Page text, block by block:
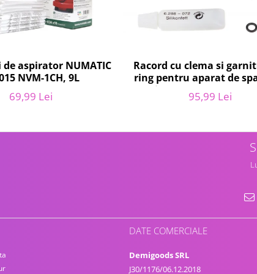
de aspirator NUMATIC
NVM-1CH, 9L
69,99 Lei
Racord cu clema si
ring pentru aparat de
presiune, KARCHER
K2, K3, K4
95,99 Lei
DATE COMERCIALE
Demigoods SRL
J30/1176/06.12.2018